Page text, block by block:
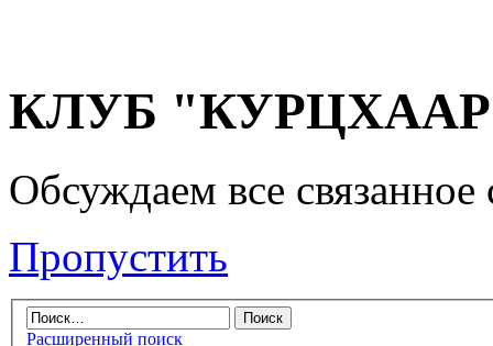
КЛУБ "КУРЦХААР"
Обсуждаем все
Пропустить
Расширенный поиск